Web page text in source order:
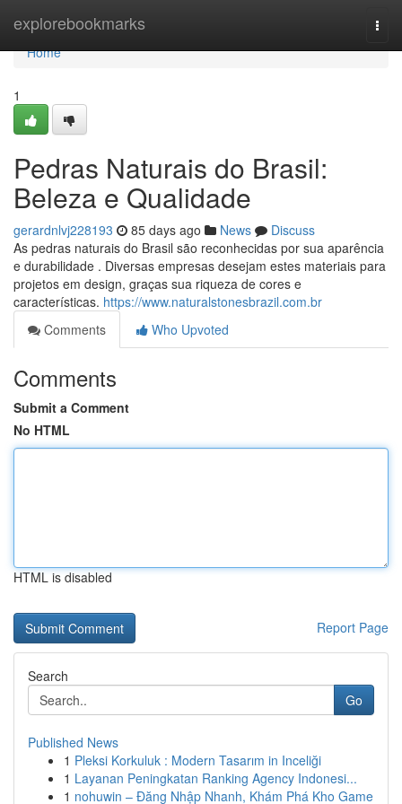
explorebookmarks
Home
Home
1
Pedras Naturais do Brasil:
Beleza e Qualidade
gerardnlvj228193 85 days ago News
Discuss
As pedras naturais do Brasil são reconhecidas por sua aparência
e durabilidade . Diversas empresas desejam estes materiais para
projetos em design, graças sua riqueza de cores e
características. https://www.naturalstonesbrazil.com.br
Comments
Who Upvoted
Comments
Submit a Comment
No HTML
HTML is disabled
Report Page
Search
Go
Published News
1 Pleksi Korkuluk : Modern Tasarım in Inceliği
1 Layanan Peningkatan Ranking Agency Indonesi...
1 nohuwin – Đăng Nhập Nhanh, Khám Phá Kho Game